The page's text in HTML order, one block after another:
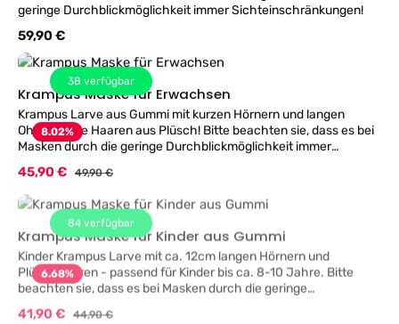
geringe Durchblickmöglichkeit immer Sichteinschränkungen!
Regulärer Preis:
59,90 €
38 verfügbar
8.02%
Krampus Maske für Erwachsen
Krampus Larve aus Gummi mit kurzen Hörnern und langen
Ohren sowie Haaren aus Plüsch! Bitte beachten sie, dass es bei
Masken durch die geringe Durchblickmöglichkeit immer
ausschneiden und die dann sichtbare Haut schwarz schminken!
Verkaufspreis:
45,90 € Regulärer Preis:
49,90 €
84 verfügbar
6.68%
Krampus Maske für Kinder aus Gummi
Kinder Krampus Larve mit ca. 12cm langen Hörnern und
Plüschhaaren - passend für Kinder bis ca. 8-10 Jahre. Bitte
beachten sie, dass es bei Masken durch die geringe
Durchblickmöglichkeit immer Sichteinschränkungen! TIP die
Augenöffung etwas größer ausschneiden und die dann
Verkaufspreis:
41,90 € Regulärer Preis:
44,90 €